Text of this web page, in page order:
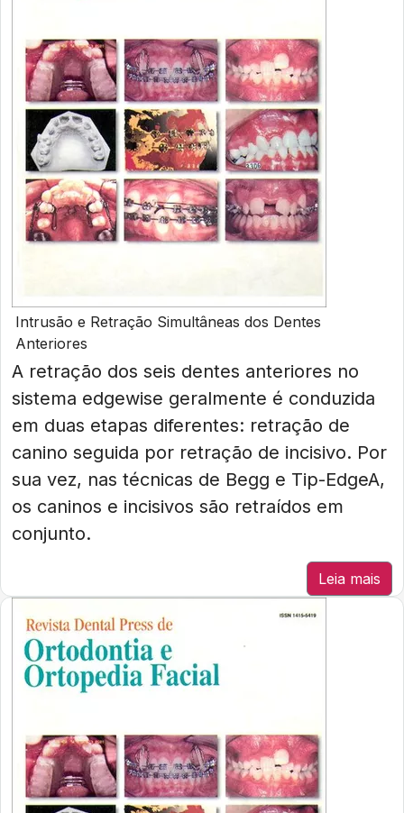
Intrusão e Retração Simultâneas dos Dentes
Anteriores
A retração dos seis dentes anteriores no
sistema edgewise geralmente é conduzida
em duas etapas diferentes: retração de
canino seguida por retração de incisivo. Por
sua vez, nas técnicas de Begg e Tip-EdgeA,
os caninos e incisivos são retraídos em
conjunto.
Leia mais